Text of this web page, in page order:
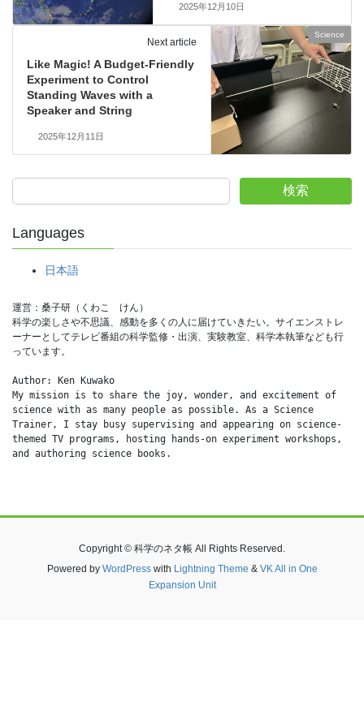
2025年12月10日
Science
Next article
Like Magic! A Budget-Friendly
Experiment to Control
Standing Waves with a
Speaker and String
2025年12月11日
検索
Languages
日本語
運営：桑子研（くわこ　けん）
科学の楽しさや不思議、感動を多くの人に届けていきたい。サイエンストレ
ーナーとしてテレビ番組の科学監修・出演、実験教室、科学本執筆なども行
っています。
Author: Ken Kuwako
My mission is to share the joy, wonder, and excitement of
science with as many people as possible. As a Science
Trainer, I stay busy supervising and appearing on science-
themed TV programs, hosting hands-on experiment workshops,
and authoring science books.
Copyright © 科学のネタ帳 All Rights Reserved.
Powered by WordPresswith Lightning Theme & VK All in One
Expansion Unit